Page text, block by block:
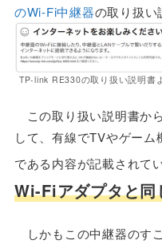
のWi-Fi中継器の取り扱い
TP-link RE330の取り扱い説明書
この取り扱い説明書か
して、有線でTVやゲー
である内容が記載されて
Wi-Fiアダプタと同
しかもこの中継器のす